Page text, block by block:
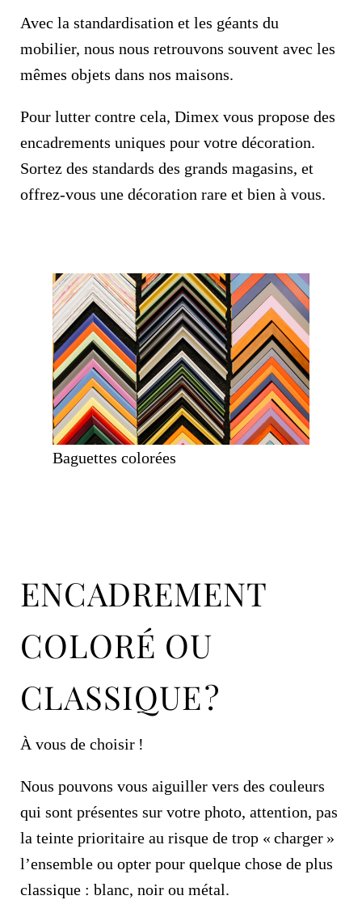
Avec la standardisation et les géants du
mobilier, nous nous retrouvons souvent avec les
mêmes objets dans nos maisons.
Pour lutter contre cela, Dimex vous propose des
encadrements uniques pour votre décoration.
Sortez des standards des grands magasins, et
offrez-vous une décoration rare et bien à vous.
Baguettes colorées
ENCADREMENT
COLORÉ OU
CLASSIQUE ?
À vous de choisir !
Nous pouvons vous aiguiller vers des couleurs
qui sont présentes sur votre photo, attention, pas
la teinte prioritaire au risque de trop « charger »
l’ensemble ou opter pour quelque chose de plus
classique : blanc, noir ou métal.